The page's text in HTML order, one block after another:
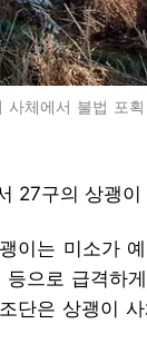
체에서 불법 포
27구의 상괭
이는 미소가
으로 급격하
단은 상괭이